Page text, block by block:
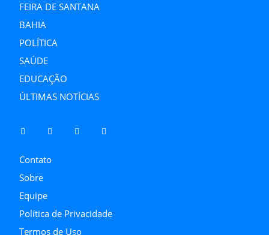
FEIRA DE SANTANA
BAHIA
POLÍTICA
SAÚDE
EDUCAÇÃO
ÚLTIMAS NOTÍCIAS
Contato
Sobre
Equipe
Política de Privacidade
Termos de Uso